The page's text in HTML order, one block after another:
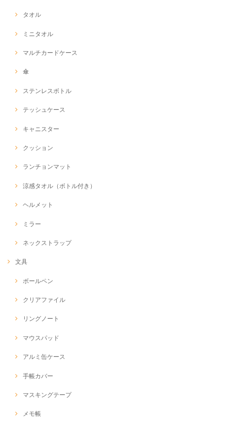
タオル
ミニタオル
マルチカードケース
傘
ステンレスボトル
テッシュケース
キャニスター
クッション
ランチョンマット
涼感タオル（ボトル付き）
ヘルメット
ミラー
ネックストラップ
文具
ボールペン
クリアファイル
リングノート
マウスパッド
アルミ缶ケース
手帳カバー
マスキングテープ
メモ帳